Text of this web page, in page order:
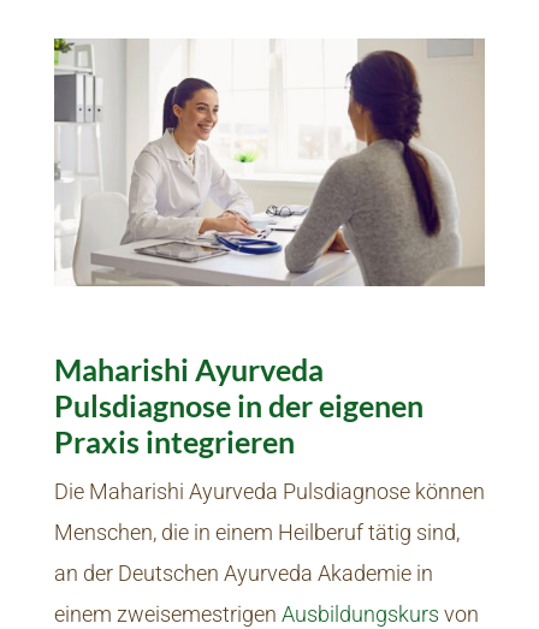
Maharishi Ayurveda
Pulsdiagnose in der eigenen
Praxis integrieren
Die Maharishi Ayurveda Pulsdiagnose können
Menschen, die in einem Heilberuf tätig sind,
an der Deutschen Ayurveda Akademie in
einem zweisemestrigen Ausbildungskurs von